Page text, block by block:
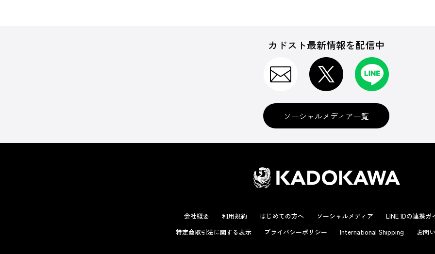
カドスト最新情報を配信中
ソーシャルメディア一覧
会社概要 利用規約 はじめての方へ ソーシャルメディア LINE IDの連携ガ
特定商取引法に関する表示
プライバシーポリシー International Shipping お問